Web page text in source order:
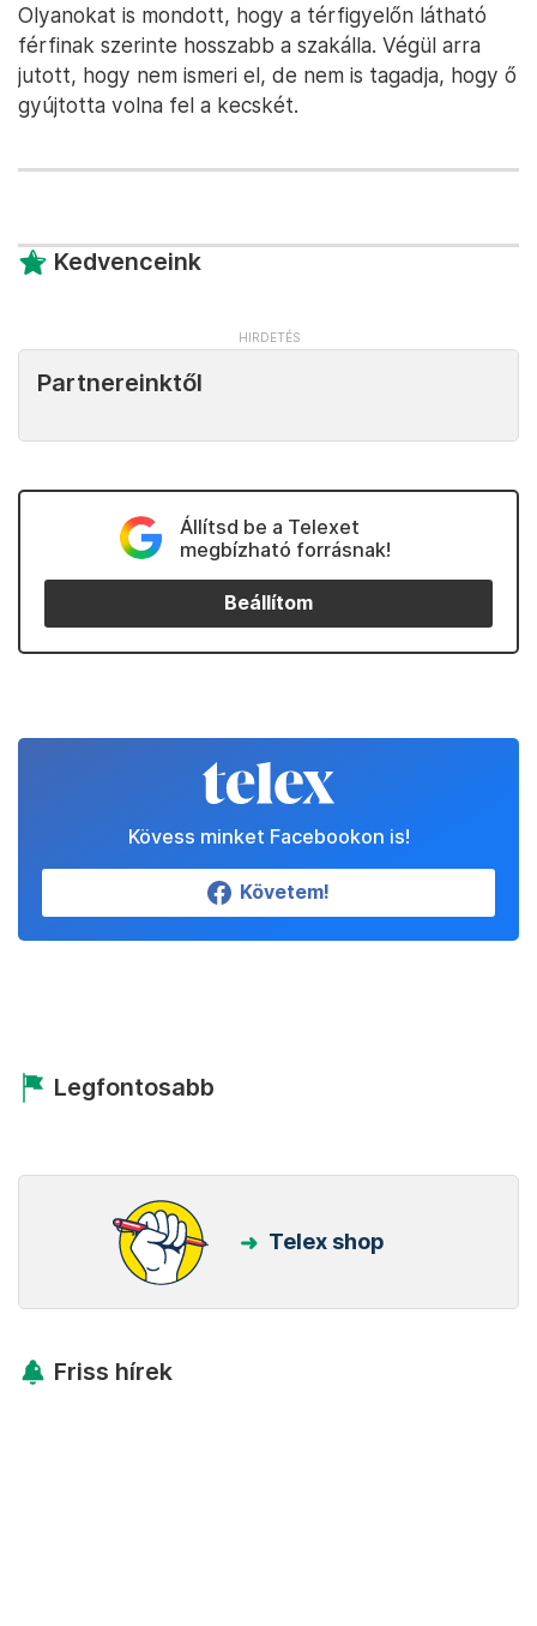
Olyanokat is mondott, hogy a térfigyelőn látható
férfinak szerinte hosszabb a szakálla. Végül arra
jutott, hogy nem ismeri el, de nem is tagadja, hogy ő
gyújtotta volna fel a kecskét.
Kedvenceink
Partnereinktől
Állítsd be a Telexet
megbízható forrásnak!
Beállítom
Kövess minket Facebookon is!
Követem!
Legfontosabb
Telex shop
Friss hírek